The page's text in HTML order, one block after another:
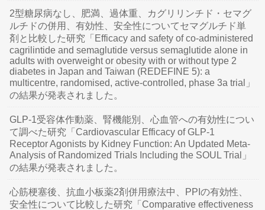
2型糖尿病なし、肥満、過体重、カグリリンチド・セマグ
ルチドの併用、有効性、安全性についてセマグルチド単
剤と比較した研究「Efficacy and safety of co-administered
cagrilintide and semaglutide versus semaglutide alone in
adults with overweight or obesity with or without type 2
diabetes in Japan and Taiwan (REDEFINE 5): a
multicentre, randomised, active-controlled, phase 3a trial」
の結果が発表されました。
GLP-1受容体作動薬、腎機能別、心血管への有効性につい
て調べた研究「Cardiovascular Efficacy of GLP-1
Receptor Agonists by Kidney Function: An Updated Meta-
Analysis of Randomized Trials Including the SOUL Trial」
の結果が発表されました。
心筋梗塞後、抗血小板薬2剤併用療法中、PPIの有効性、
安全性について比較した研究「Comparative effectiveness